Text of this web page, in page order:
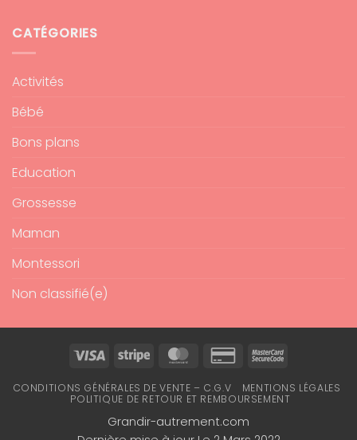
CATÉGORIES
Activités
Bébé
Bons plans
Education
Grossesse
Maman
Montessori
Non classifié(e)
Visa Stripe MasterCard
Credit
2
MasterCard
CONDITIONS GÉNÉRALES DE VENTE – C.G.V
MENTIONS LÉGALES
POLITIQUE DE RETOUR ET REMBOURSEMENT
Grandir-autrement.com